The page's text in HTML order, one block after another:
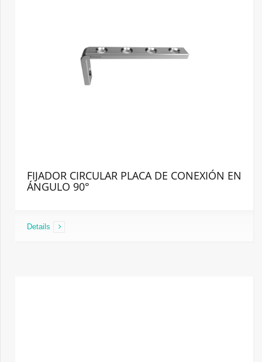
FIJADOR CIRCULAR PLACA DE CONEXIÓN EN
ÁNGULO 90°
Details